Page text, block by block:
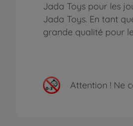
Jada Toys pour les
Jada Toys. En tant
grande qualité pour
Attention ! Ne